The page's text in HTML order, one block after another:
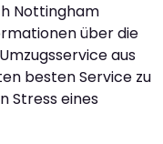
Nottingham
über die
aus
besten Service zu
Stress eines